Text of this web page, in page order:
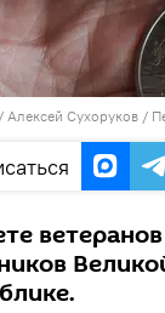
/ Алексей Сухоруков /